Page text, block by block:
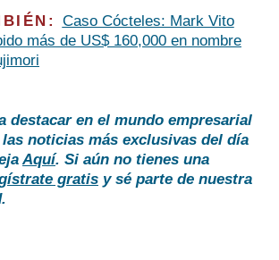
Caso Cócteles: Mark Vito
más de US$ 160,000 en nombre
destacar en el mundo empresarial
noticias más exclusivas del día
Aquí. Si aún no tienes una
gratis y sé parte de nuestra